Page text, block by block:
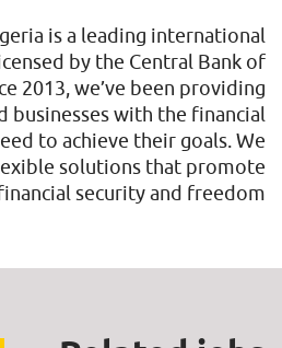
is a leading international
by the Central Bank of
2013, we’ve been providing
businesses with the financial
to achieve their goals. We
solutions that promote
security and freedom.